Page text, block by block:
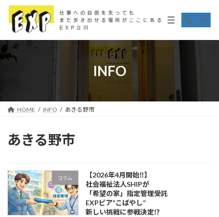
ツ
へ
シ
ョ
ア
イ
コ
リ
ア
イ
コ
リ
INFO
HOME INFO あきる野市
あきる野市
コラム
【2026年4月開始‼】
社会福祉法人SHIPが
「希望の家」指定管理受託
EXPピア“こばやし”
新しい挑戦に参戦決定⁉